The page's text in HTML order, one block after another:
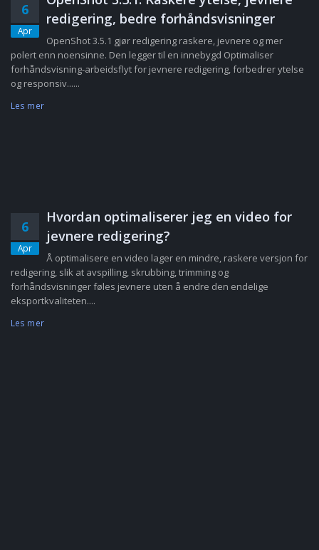
6
Apr
redigering, bedre forhåndsvisninger
OpenShot 3.5.1 gjør redigering raskere, jevnere og mer
polert enn noensinne. Den legger til en innebygd Optimaliser
forhåndsvisning-arbeidsflyt for jevnere redigering, forbedrer ytelse
og responsiv......
Les mer
6
Apr
Hvordan optimaliserer jeg en video for
jevnere redigering?
Å optimalisere en video lager en mindre, raskere versjon for
redigering, slik at avspilling, skrubbing, trimming og
forhåndsvisninger føles jevnere uten å endre den endelige
eksportkvaliteten....
Les mer